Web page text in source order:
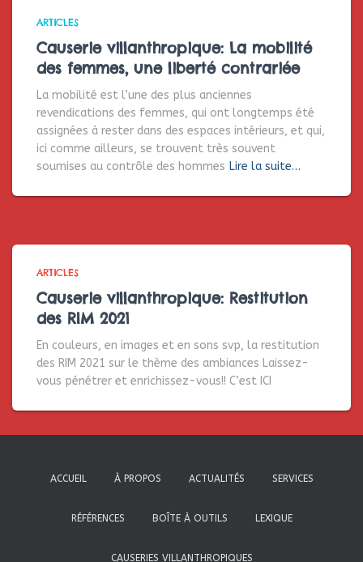
ARTICLES
Causerie villanthropique: La mobilité
des femmes, une liberté contrariée
La mobilité est l’une des plus anciennes
revendications des femmes, qui ont longtemps été
assignées à rester dans des espaces intérieurs, et qui,
ici comme ailleurs, se trouvent très souvent
soumises au contrôle des hommes Lire la suite…
ARTICLES
Causerie villanthropique: Restitution
des RIM 2021
En couleurs, en images et en sons svp, la restitution
des RIM 2021 sur le thème des ambiances Laissez-
vous pénétrer et enrichissez-vous!! C’est ICI
ACCUEIL À PROPOS ACTUALITÉS SERVICES
RÉFÉRENCES BOÎTE À OUTILS LEXIQUE
CAUSERIES VILLANTHROPIQUES